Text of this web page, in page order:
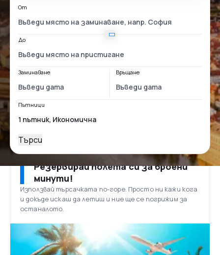
От
До
Заминаване Връщане
Пътници
Търси
Резервирай полета си за броени
минути!
Използвай търсачката по-горе. Просто ни кажи кога
и докъде искаш да летиш и ние ще се погрижим за
останалото.